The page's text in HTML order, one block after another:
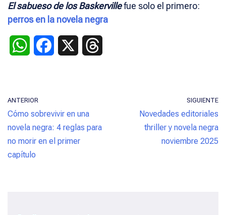
El sabueso de los Baskervillefue solo el primero:
perros en la novela negra
W
t
s
A
b
o
ANTERIOR
Cómo sobrevivir en una
novela negra: 4 reglas para
no morir en el primer
capítulo
SIGUIENTE
Novedades editoriales
thriller y novela negra
noviembre 2025